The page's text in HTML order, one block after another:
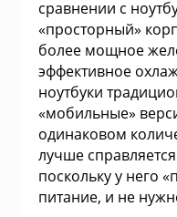
микрофоны
сравнении с
«просторный»
более мощное
эффективное
ноутбуки
«мобильные»
одинаковом
лучше
поскольку у него
питание, и не